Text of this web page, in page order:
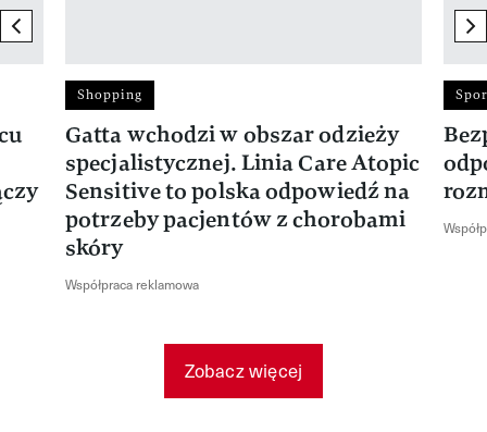
previous element
Shopping
Gatta wchodzi w obszar odzieży
specjalistycznej. Linia Care Atopic
Sensitive to polska odpowiedź na
potrzeby pacjentów z chorobami
skóry
Współpraca reklamowa
Zobacz więcej